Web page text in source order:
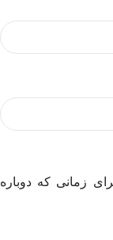
زمانی که دوباره